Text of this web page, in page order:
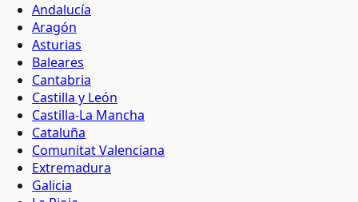
Andalucía
Aragón
Asturias
Baleares
Cantabria
Castilla y León
Castilla-La Mancha
Cataluña
Comunitat Valenciana
Extremadura
Galicia